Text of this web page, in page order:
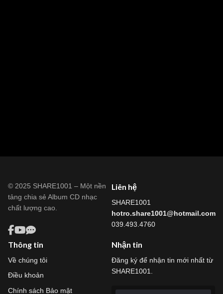
© 2025 SHARE1001 – Một nền
tảng chia sẻ Album CD nhạc
chất lượng cao.
Liên hệ
SHARE1001
hotro.share1001@hotmail.com
039.493.4760
Thông tin
Về chúng tôi
Điều khoản
Chính sách Bảo mật
Nhận tin
Đăng ký để nhận tin mới nhất từ
SHARE1001.